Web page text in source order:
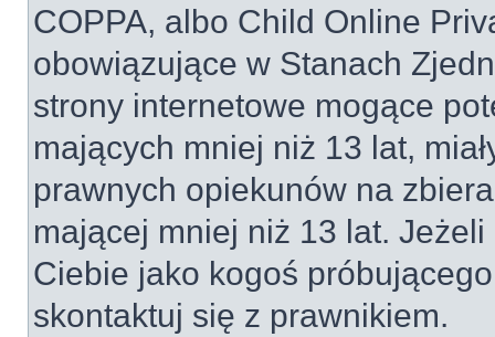
COPPA, albo Child Online
obowiązujące w Stanach
strony internetowe mogące
mających mniej niż 13 lat,
prawnych opiekunów na
mającej mniej niż 13 lat.
Ciebie jako kogoś
skontaktuj się z prawnikiem.